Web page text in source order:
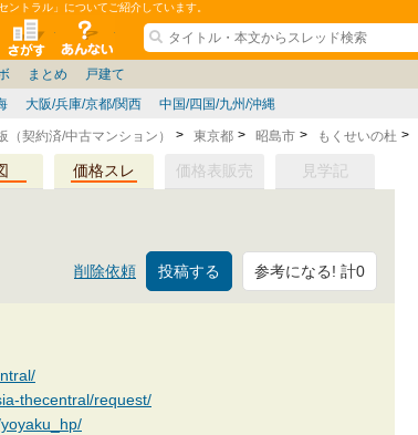
トラル」についてご紹介しています。
ティ
全掲示板 物件検索 サイトについて
仙台/新潟/東北 名古屋/東海
大阪/兵庫/京都/関西 中国/四国/九州/沖縄
住宅質問 管理会社/組合
ス 個人取引 政治
ウハウ 東京都 神奈川県
まとめ
福岡県 戸建て
契約済/中古マンション） 東京都 昭島市 もくせいの杜
価格スレ 価格表販売 見学記
削除依頼 参考になる! 計0
thecentral/request/